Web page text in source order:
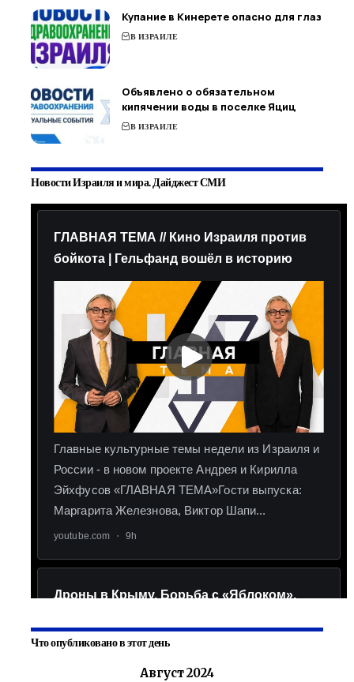
Купание в Кинерете опасно для глаз
В ИЗРАИЛЕ
Объявлено о обязательном
кипячении воды в поселке Яциц
В ИЗРАИЛЕ
Новости Израиля и мира. Дайджест СМИ
Что опубликовано в этот день
Август 2024